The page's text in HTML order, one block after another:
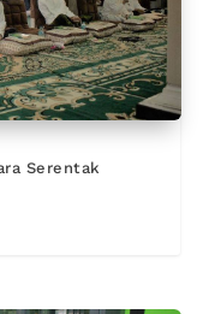
Serentak